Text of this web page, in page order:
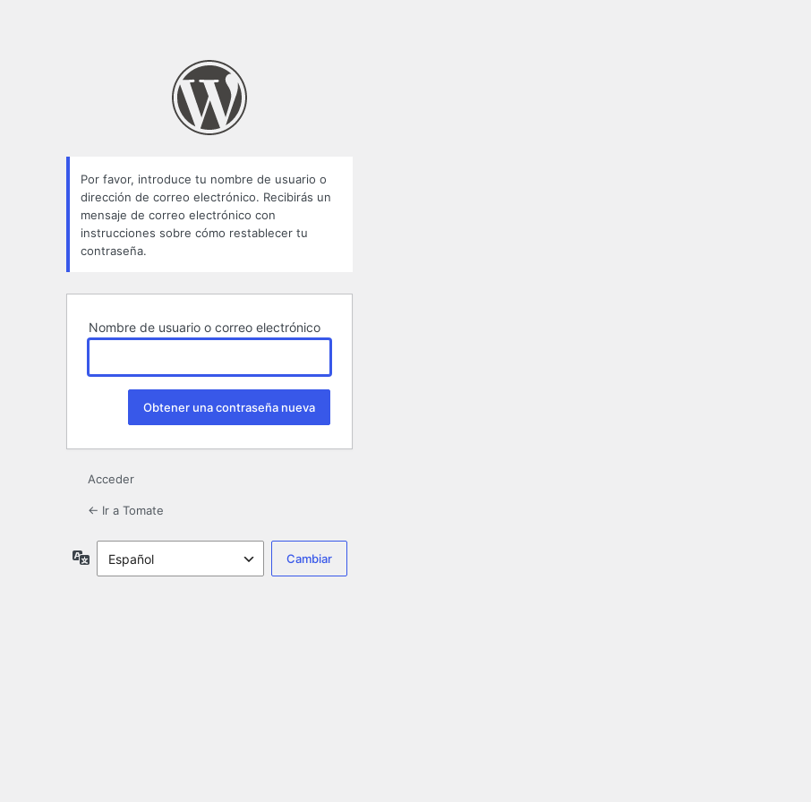
Por favor, introduce tu nombre de usuario o
dirección de correo electrónico. Recibirás un
mensaje de correo electrónico con
instrucciones sobre cómo restablecer tu
contraseña.
Nombre de usuario o correo electrónico
Acceder
← Ir a Tomate
Idioma